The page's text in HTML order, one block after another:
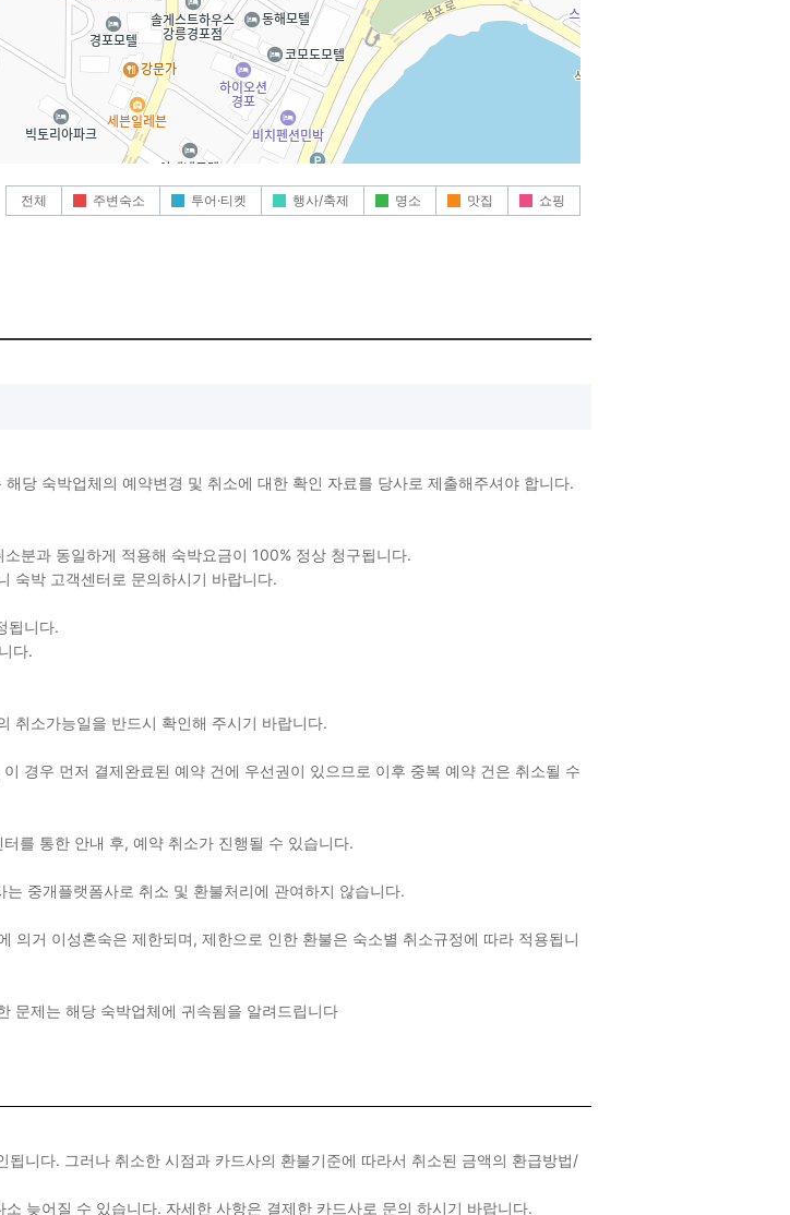
전체 주변숙소 투어·티켓 행사/축제 명소 맛집 쇼핑
당 숙박업체의 예약변경 및 취소에 대한 확인 자료를 당사로 제출해주셔야 합니다.
분과 동일하게 적용해 숙박요금이 100% 정상 청구됩니다.
숙박 고객센터로 문의하시기 바랍니다.
됩니다.
다.
취소가능일을 반드시 확인해 주시기 바랍니다.
경우 먼저 결제완료된 예약 건에 우선권이 있으므로 이후 중복 예약 건은 취소될 수
를 통한 안내 후, 예약 취소가 진행될 수 있습니다.
중개플랫폼사로 취소 및 환불처리에 관여하지 않습니다.
거 이성혼숙은 제한되며, 제한으로 인한 환불은 숙소별 취소규정에 따라 적용됩니
문제는 해당 숙박업체에 귀속됨을 알려드립니다
니다. 그러나 취소한 시점과 카드사의 환불기준에 따라서 취소된 금액의 환급방법/
늦어질 수 있습니다. 자세한 사항은 결제한 카드사로 문의 하시기 바랍니다.